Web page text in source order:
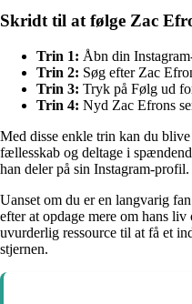
Skridt til at følge Zac
Trin 1: Åbn din
Trin 2: Søg efter Zac
Trin 3: Tryk på Følg ud
Trin 4: Nyd Zac Efrons
Med disse enkle trin kan du
fællesskab og deltage i
han deler på sin Instagram-profil.
Uanset om du er en langvarig
efter at opdage mere om hans
uvurderlig ressource til at få et
stjernen.